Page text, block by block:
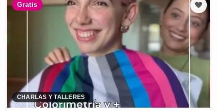
Gratis
CHARLAS Y TALLERES